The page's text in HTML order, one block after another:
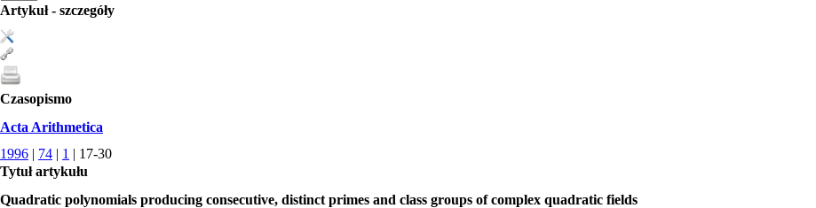
Artykuł - szczegóły
Czasopismo
Acta Arithmetica
1996 | 74 | 1 | 17-30
Tytuł artykułu
Quadratic polynomials producing consecutive, distinct primes and class groups of complex quadratic fields